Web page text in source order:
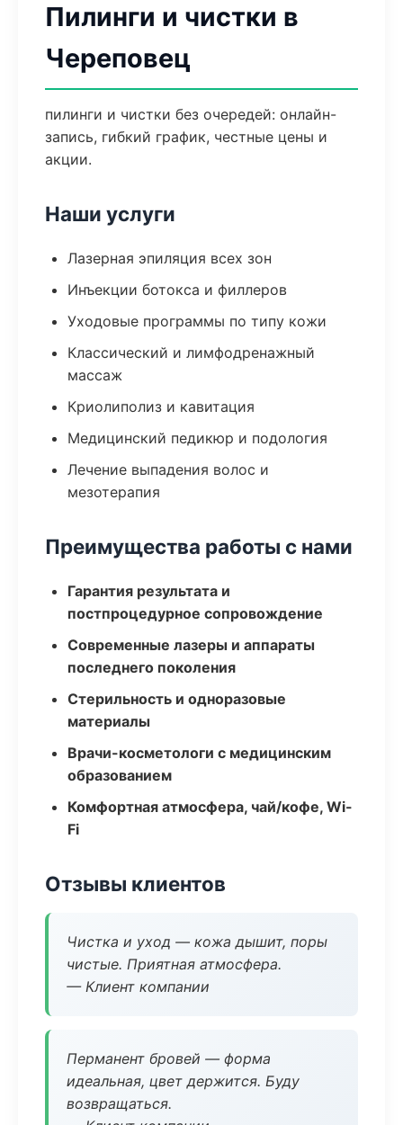
Пилинги и чистки в
Череповец
пилинги и чистки без очередей: онлайн-
запись, гибкий график, честные цены и
акции.
Наши услуги
Лазерная эпиляция всех зон
Инъекции ботокса и филлеров
Уходовые программы по типу кожи
Классический и лимфодренажный
массаж
Криолиполиз и кавитация
Медицинский педикюр и подология
Лечение выпадения волос и
мезотерапия
Преимущества работы с нами
Гарантия результата и
постпроцедурное сопровождение
Современные лазеры и аппараты
последнего поколения
Стерильность и одноразовые
материалы
Врачи-косметологи с медицинским
образованием
Комфортная атмосфера, чай/кофе, Wi-
Fi
Отзывы клиентов
Чистка и уход — кожа дышит, поры
чистые. Приятная атмосфера.
— Клиент компании
Перманент бровей — форма
идеальная, цвет держится. Буду
возвращаться.